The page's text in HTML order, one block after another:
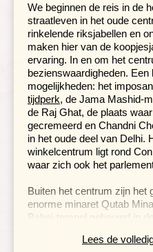
We beginnen de reis in de
straatleven in het oude
rinkelende riksjabellen en
maken hier van de
ervaring. In en om het
bezienswaardigheden. Een
mogelijkheden: het
tijdperk, de Jama Mashid-
de Raj Ghat, de plaats
gecremeerd en Chandni
in het oude deel van Delhi.
winkelcentrum ligt rond
waar zich ook het
Buiten het centrum zijn het
enorme minaret Qutab
Bahai-tempel gebouwd in
Delhi kort is, biedt Djoser
Lees de